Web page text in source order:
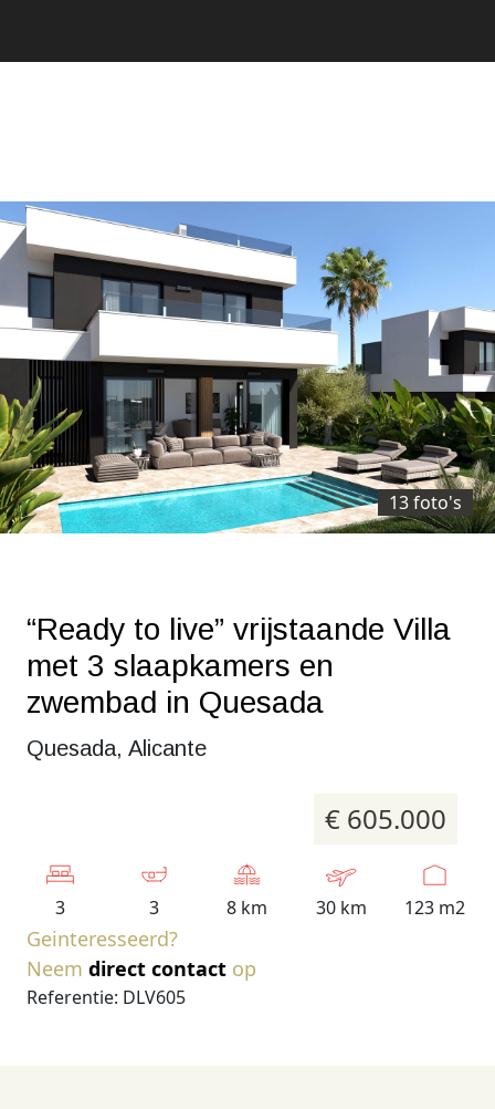
13 foto's
“Ready to live” vrijstaande Villa
met 3 slaapkamers en
zwembad in Quesada
Quesada, Alicante
€ 605.000
3 3 8 km 30 km 123 m2
Geinteresseerd?
Neem direct contact op
Referentie: DLV605